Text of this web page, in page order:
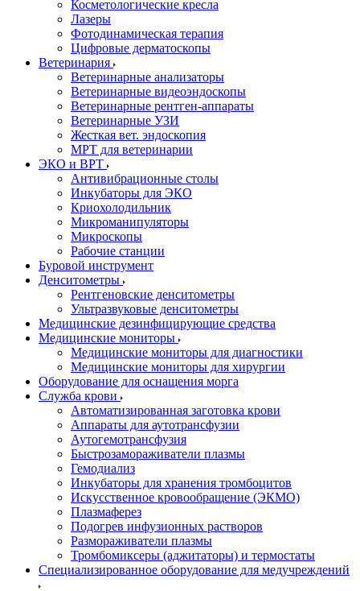
Косметологические кресла
Лазеры
Фотодинамическая терапия
Цифровые дерматоскопы
Ветеринария
Ветеринарные анализаторы
Ветеринарные видеоэндоскопы
Ветеринарные рентген-аппараты
Ветеринарные УЗИ
Жесткая вет. эндоскопия
МРТ для ветеринарии
ЭКО и ВРТ
Антивибрационные столы
Инкубаторы для ЭКО
Криохолодильник
Микроманипуляторы
Микроскопы
Рабочие станции
Буровой инструмент
Денситометры
Рентгеновские денситометры
Ультразвуковые денситометры
Медицинские дезинфицирующие средства
Медицинские мониторы
Медицинские мониторы для диагностики
Медицинские мониторы для хирургии
Оборудование для оснащения морга
Служба крови
Автоматизированная заготовка крови
Аппараты для аутотрансфузии
Аутогемотрансфузия
Быстрозамораживатели плазмы
Гемодиализ
Инкубаторы для хранения тромбоцитов
Искусственное кровообращение (ЭКМО)
Плазмаферез
Подогрев инфузионных растворов
Размораживатели плазмы
Тромбомиксеры (аджитаторы) и термостаты
Специализированное оборудование для медучреждений